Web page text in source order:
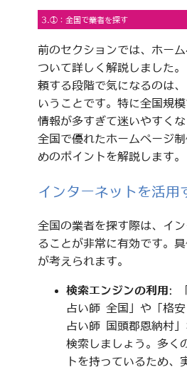
3.①：全国で業者を探す
前のセクションでは、ホー
ついて詳しく解説しました
頼する段階で気になるのは
いうことです。特に全国規模
情報が多すぎて迷いやすくな
全国で優れたホームページ
めのポイントを解説します。
インターネットを活用
全国の業者を探す際は、イ
ることが非常に有効です。
が考えられます。
検索エンジンの利用 :
占い師 全国」や「格
占い師 国頭郡恩納村
検索しましょう。多く
トを持っているため、